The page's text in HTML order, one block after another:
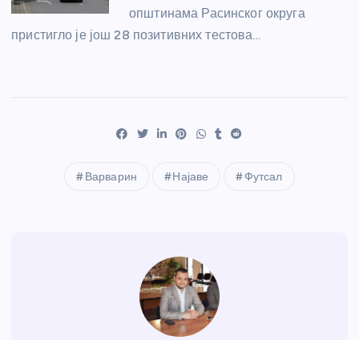
општинама Расинског округа
пристигло је још 28 позитивних тестова…
Варварин Најаве Футсал